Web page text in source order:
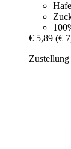
€ 5,89 (€